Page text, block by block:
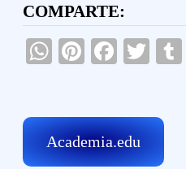
COMPARTE:
WhatsApp
Pinterest
Academia.edu